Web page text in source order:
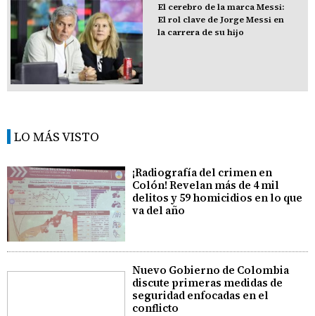
El cerebro de la marca Messi:
El rol clave de Jorge Messi en
la carrera de su hijo
LO MÁS VISTO
¡Radiografía del crimen en
Colón! Revelan más de 4 mil
delitos y 59 homicidios en lo que
va del año
Nuevo Gobierno de Colombia
discute primeras medidas de
seguridad enfocadas en el
conflicto